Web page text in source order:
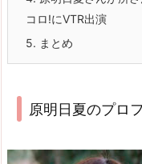
コロ!にVTR出演
5. まとめ
原明日夏のプロ